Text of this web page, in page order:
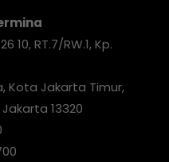
10, RT.7/RW.1, Kp.
Kota Jakarta Timur,
13320